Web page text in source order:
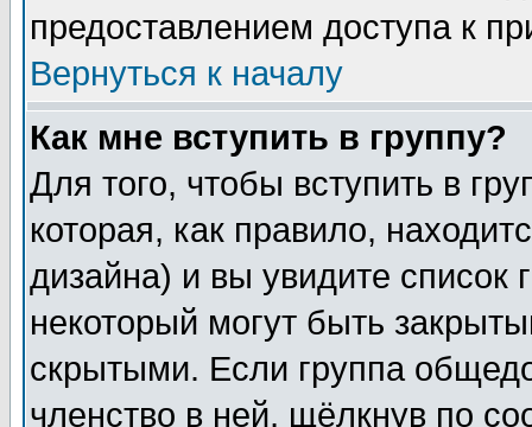
предоставлением доступа к
Вернуться к началу
Как мне вступить в группу?
Для того, чтобы вступить в
которая, как правило,
дизайна) и вы увидите список
некоторый могут быть
скрытыми. Если группа
членство в ней, щёлкнув по